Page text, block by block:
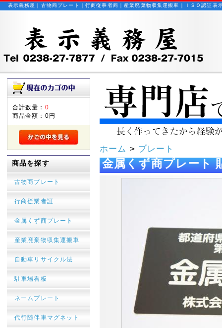
表示義務屋｜古物商プレート｜行商従事者商｜産業廃棄物収集運搬車｜ＩＳＯ認証
合計数量： 0
商品金額： 0円
商品を探す
古物商プレート
行商従業者証
金属くず商プレート
産業廃棄物収集運搬車
自動車リサイクル法
駐車場看板
ネームプレート
代行随伴車マグネット
ホーム > プレート
金属くず商プレート